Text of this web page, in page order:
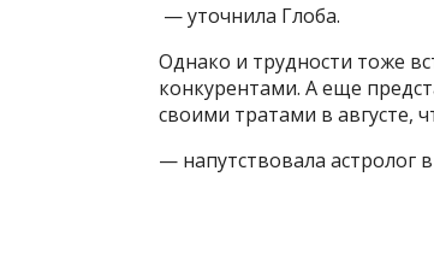
— уточнила Глоба.
Однако и трудности тоже
конкурентами. А еще
своими тратами в августе,
— напутствовала астролог